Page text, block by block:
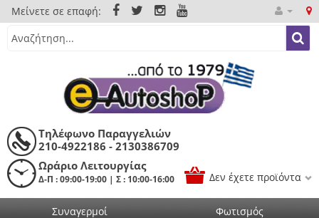
Μείνετε σε επαφή:
Τηλέφωνο Παραγγελιών
210-4922186 - 2130386709
Ωράριο Λειτουργίας
Δ-Π : 09:00-19:00 | Σ : 10:00-16:00 Δεν έχετε προϊόντα
Συναγερμοί
Φωτισμός